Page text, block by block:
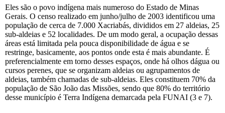
Eles são o povo indígena mais numeroso do Estado de Minas
Gerais. O censo realizado em junho/julho de 2003 identificou uma
população de cerca de 7.000 Xacriabás, divididos em 27 aldeias, 25
sub-aldeias e 52 localidades. De um modo geral, a ocupação dessas
áreas está limitada pela pouca disponibilidade de água e se
restringe, basicamente, aos pontos onde esta é mais abundante. É
preferencialmente em torno desses espaços, onde há olhos dágua ou
cursos perenes, que se organizam aldeias ou agrupamentos de
aldeias, também chamadas de sub-aldeias. Eles constituem 70% da
população de São João das Missões, sendo que 80% do território
desse município é Terra Indígena demarcada pela FUNAI (3 e 7).